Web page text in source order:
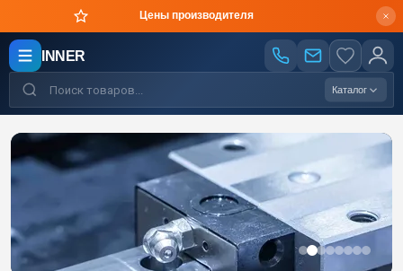
Оригинальная продукция в короткие сроки
INNER
Каталог